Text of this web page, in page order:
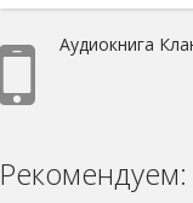
Аудиокнига
Рекомендуем: